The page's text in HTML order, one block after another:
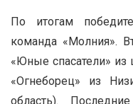
По итогам
команда «Молния».
«Юные спасатели»
«Огнеборец» из
область).